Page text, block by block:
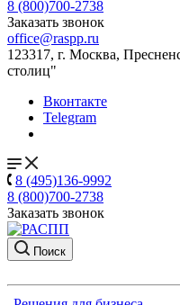
8 (800)700-2738
Заказать звонок
office@raspp.ru
123317, г. Москва,
столиц"
Вконтакте
Telegram
8 (495)136-9992
8 (800)700-2738
Заказать звонок
Поиск